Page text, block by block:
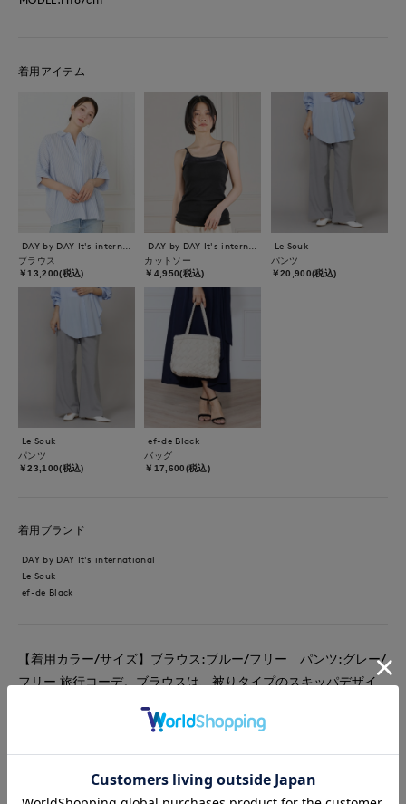
着用アイテム
ブラウス
￥13,200(税込)
カットソー
￥4,950(税込)
Le Souk
パンツ
￥20,900(税込)
Le Souk
パンツ
￥23,100(税込)
ef-de Black
バッグ
￥17,600(税込)
着用ブランド
DAY by DAY It's international
Le Souk
ef-de Black
【着用カラー/サイズ】ブラウス:ブルー/フリー パンツ:グレー/
フリー 旅行コーデ。ブラウスは、被りタイプのスキッパデザイ
ンです。ざっくりと着れてリラックス感があります。普段11号の
方も楽に着られるサイズ感です。インナーのカラーはベーシック
ジーパンツです。ウエストは総ゴムなのでお腹周りが楽ちんで
す。